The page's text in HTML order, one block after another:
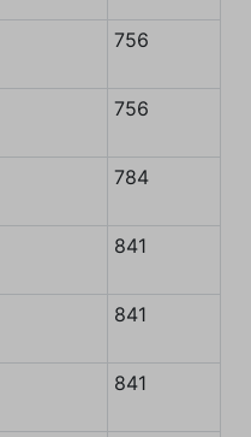
756
756
784
841
841
841